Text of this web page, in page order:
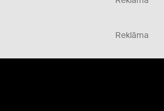
Reklāma